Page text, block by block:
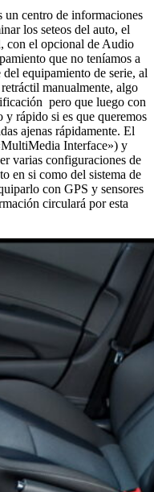
un centro de informaciones
los seteos del auto, el
con el opcional de Audio
que no teníamos a
equipamiento de serie, al
manualmente, algo
pero que luego con
y rápido si es que queremos
ajenas rápidamente. El
Interface») y
varias configuraciones de
en si como del sistema de
con GPS y sensores
circulará por esta